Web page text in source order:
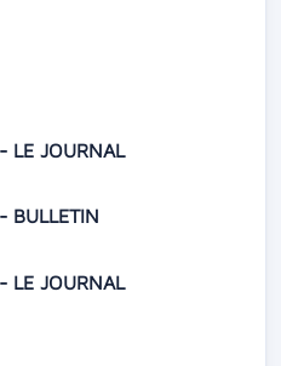
LE JOURNAL
BULLETIN
LE JOURNAL